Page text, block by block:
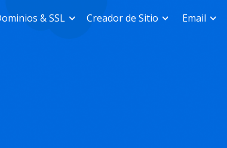
& SSL Creador de Sitio Email